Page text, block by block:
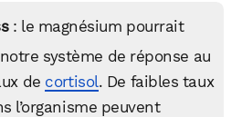
: le magnésium pourrait
système de réponse au
de cortisol. De faibles taux
l’organisme peuvent